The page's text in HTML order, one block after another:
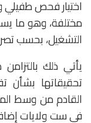
اختيار فحص طفيلي
مختلفة، وهو ما
التشغيل، بحسب
يأتي ذلك
تحقيقاتها بشأن
القادم من وسط